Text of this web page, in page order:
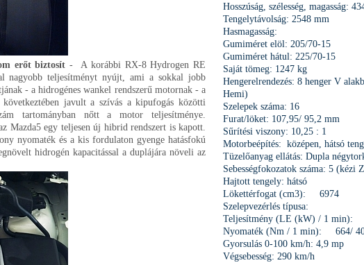
erőt biztosít - A korábbi RX-8 Hydrogen RE
nagyobb teljesítményt nyújt, ami a sokkal jobb
- a hidrogénes wankel rendszerű motornak - a
javult a szívás a kipufogás közötti
tartományban nőtt a motor teljesítménye.
Mazda5 egy teljesen új hibrid rendszert is kapott.
nyomaték és a kis fordulaton gyenge hatásfokú
hidrogén kapacitással a duplájára növeli az
Hosszúság, szélesség, magasság:
Tengelytávolság: 2548 mm
Hasmagasság:
Gumiméret elöl: 205/70-15
Gumiméret hátul: 225/70-15
Saját tömeg: 1247 kg
Hengerelrendezés: 8 henger V
Hemi)
Szelepek száma: 16
Furat/löket: 107,95/ 95,2 mm
Sűrítési viszony: 10,25 : 1
Motorbeépítés: középen, hátsó
Tüzelőanyag ellátás: Dupla
Sebességfokozatok száma: 5 (kézi
Hajtott tengely: hátsó
Lökettérfogat (cm3): 6974
Szelepvezérlés típusa:
Teljesítmény (LE (kW) / 1 min):
Nyomaték (Nm / 1 min): 664/
Gyorsulás 0-100 km/h: 4,9 mp
Végsebesség: 290 km/h